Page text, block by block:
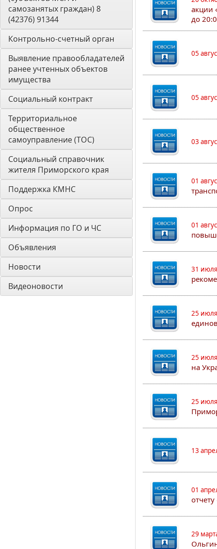
самозанятых граждан) 8
(42376) 91344
Контрольно-счетный орган
Выявление правообладателей
ранее учтенных объектов
имущества
Социальный контракт
Территориальное
общественное
самоуправление (ТОС)
Социальный справочник
жителя Приморского края
Поддержка КМНС
Опрос
Информация по ГО и ЧС
Объявления
Новости
Видеоновости
акции
до
05
05
03
01
01
31
25
25
на
25
13
01
29